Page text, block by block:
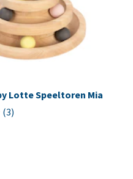
Lotte Speeltoren Mia
(3)